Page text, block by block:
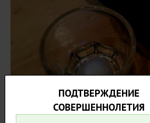
ПОДТВЕРЖДЕНИЕ
СОВЕРШЕННОЛЕТИЯ
Фото: edition.cnn.com